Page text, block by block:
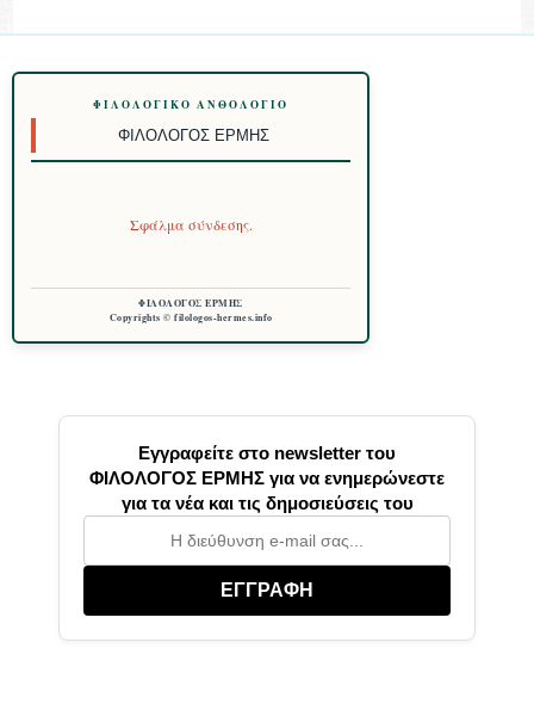
ΦΙΛΟΛΟΓΙΚΌ ΑΝΘΟΛΌΓΙΟ
ΦΙΛΌΛΟΓΟΣ ΕΡΜΉΣ
Σφάλμα σύνδεσης.
ΦΙΛΟΛΟΓΟΣ ΕΡΜΗΣ
Copyrights © filologos-hermes.info
Εγγραφείτε στο newsletter του
ΦΙΛΟΛΟΓΟΣ ΕΡΜΗΣ για να ενημερώνεστε
για τα νέα και τις δημοσιεύσεις του
ΕΓΓΡΑΦΗ